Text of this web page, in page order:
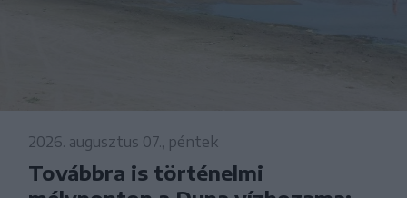
2026. augusztus 07., péntek
Továbbra is történelmi